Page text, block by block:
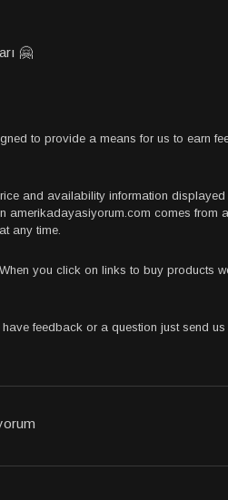
🤗
to provide a means for us to earn
and availability information
amerikadayasiyorum.com comes from
any time.
you click on links to buy products
feedback or a question just send